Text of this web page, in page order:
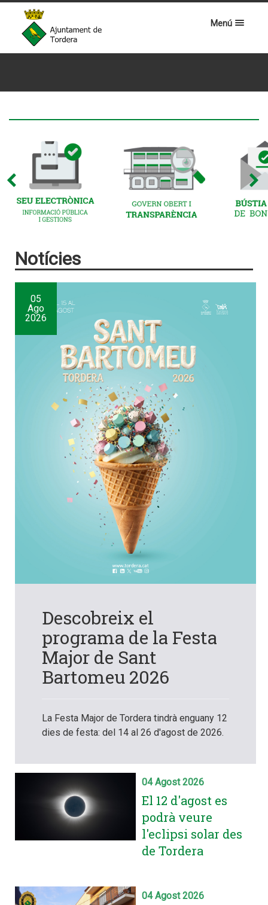
Menú
Notícies
05
Ago
2026
Descobreix el
programa de la Festa
Major de Sant
Bartomeu 2026
La Festa Major de Tordera tindrà enguany 12
dies de festa: del 14 al 26 d'agost de 2026.
04 Agost 2026
El 12 d'agost es
podrà veure
l'eclipsi solar des
de Tordera
04 Agost 2026